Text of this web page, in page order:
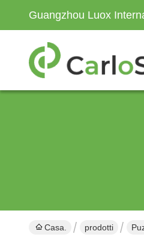
Guangzhou Luox
Casa. prodotti